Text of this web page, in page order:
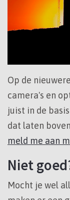
Op de
camera's en
juist in de
dat laten
meld me aan
Niet
Mocht je wel